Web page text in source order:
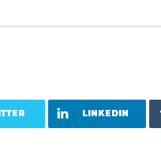
LINKEDIN